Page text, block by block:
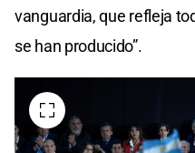
vanguardia, que refleja
se han producido”.